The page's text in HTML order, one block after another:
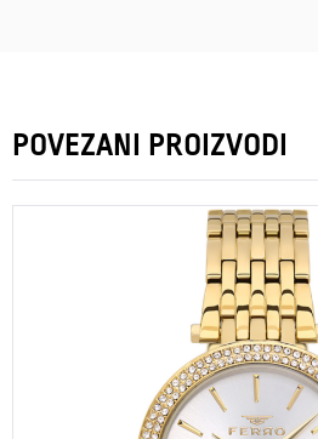
POVEZANI PROIZVODI